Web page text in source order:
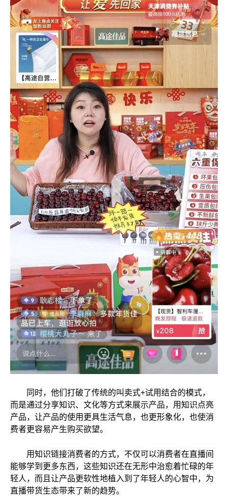
同时，他们打破了传统的叫卖式+试用结合的模式，
而是通过分享知识、文化等方式来展示产品，用知识点亮
产品，让产品的使用更具生活气息，也更形象化，也使消
费者更容易产生购买欲望。
用知识链接消费者的方式，不仅可以消费者在直播间
能够学到更多东西，这些知识还在无形中治愈着忙碌的年
轻人，而且让产品更软性地植入到了年轻人的心智中，为
直播带货生态带来了新的趋势。